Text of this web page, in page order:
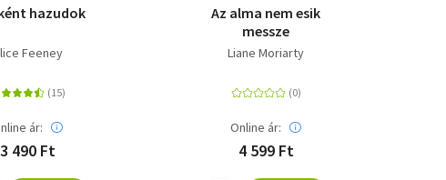
hazudok
Feeney
ár:
3 490 Ft
Az alma nem esik
messze
Liane Moriarty
Online ár:
4 599 Ft